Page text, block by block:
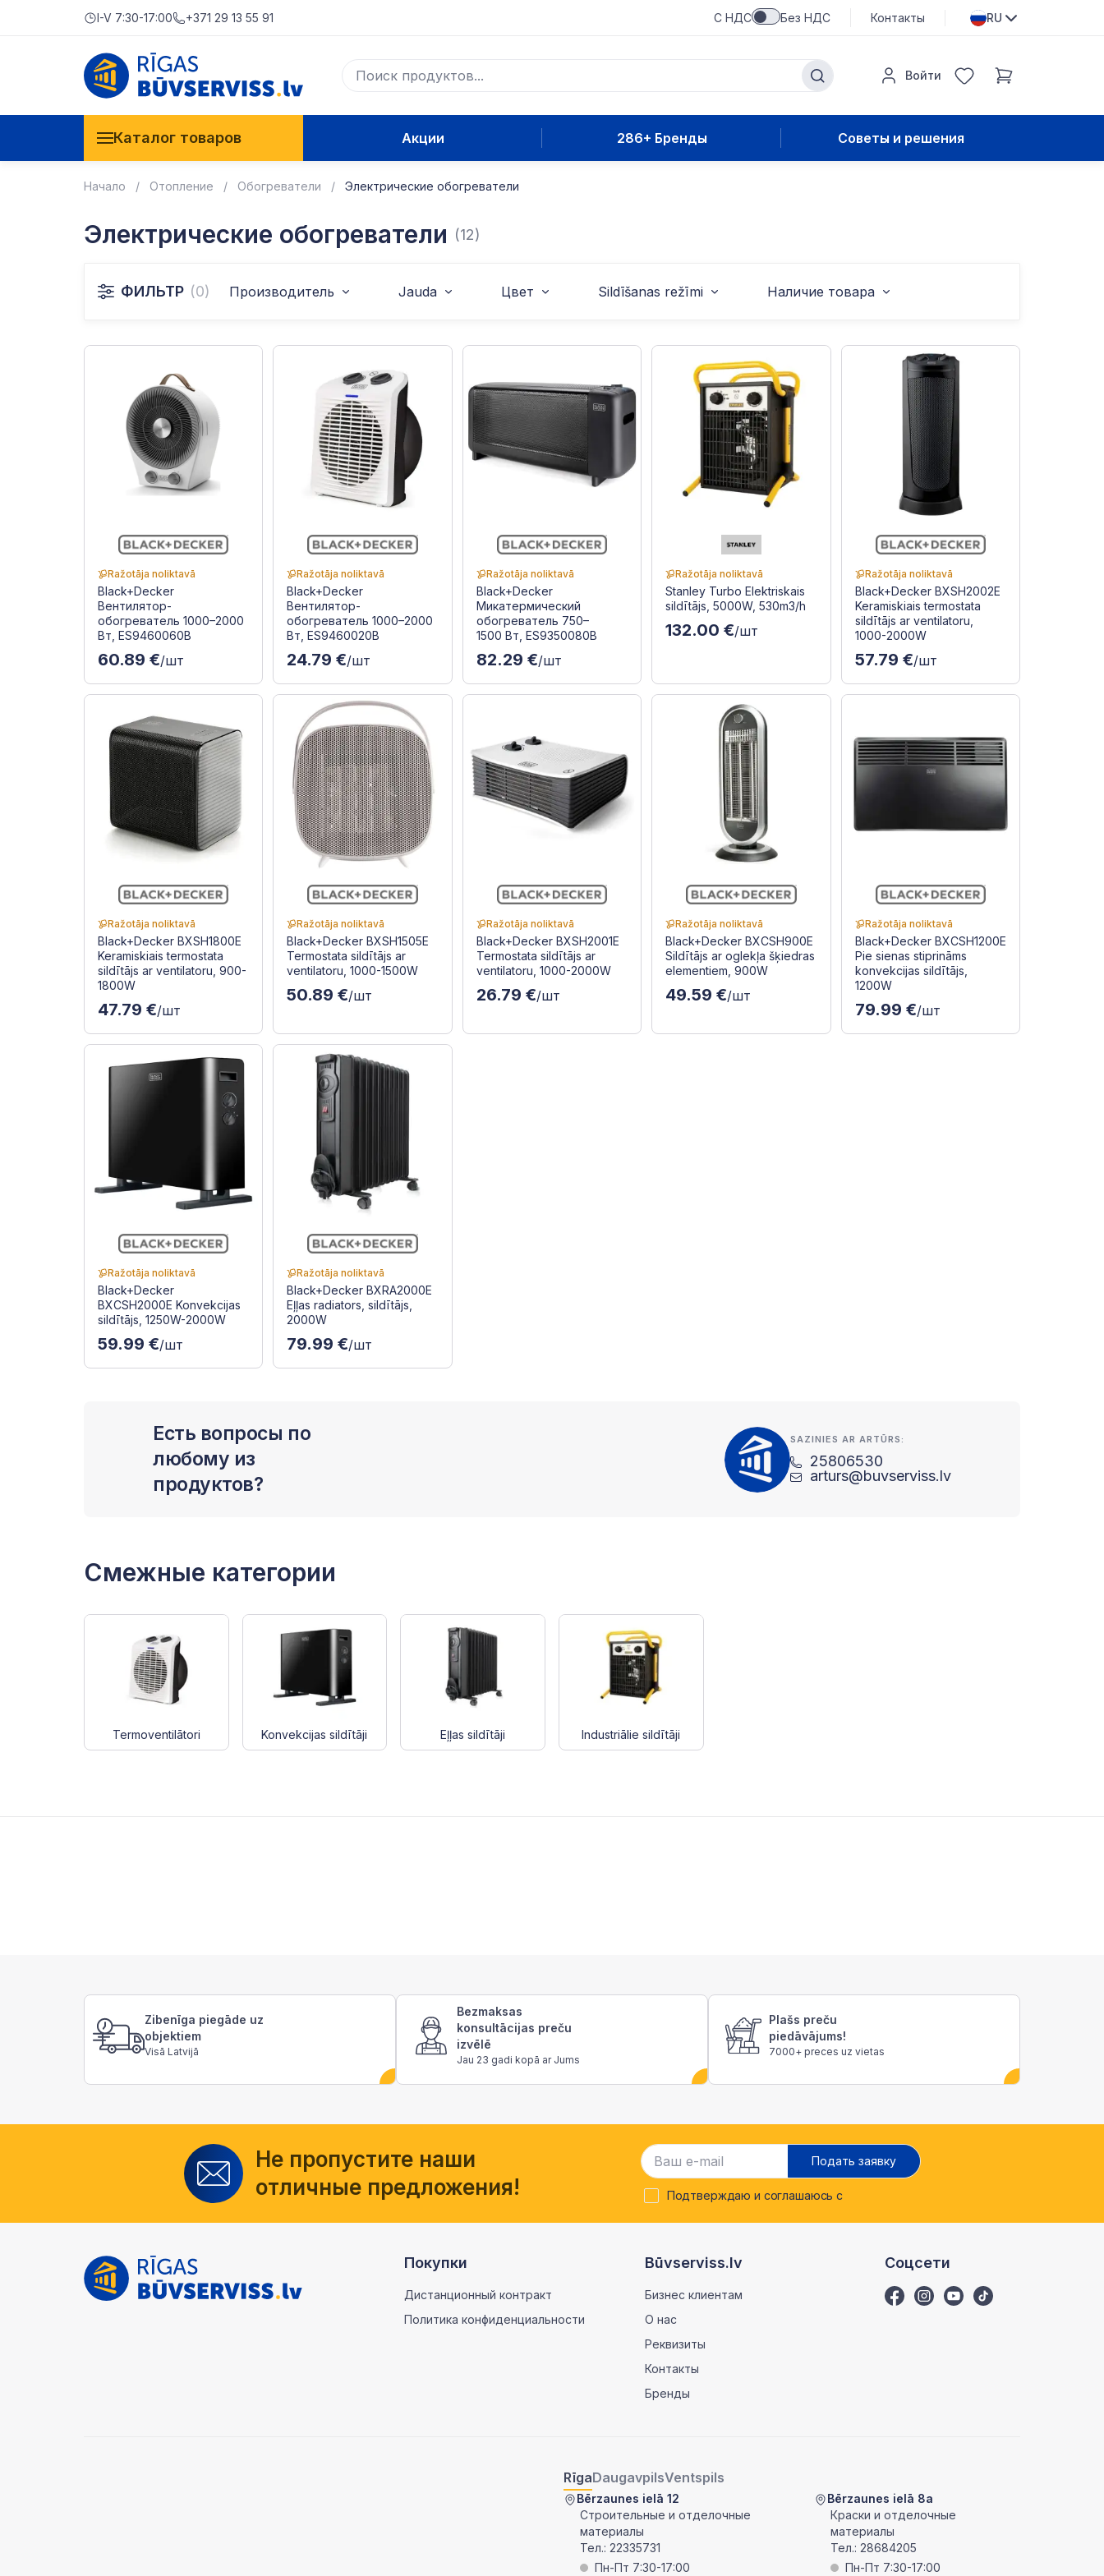
I-V 7:30-17:00 +371 29 13 55 91 С НДС Без НДС Контакты RU
Войти
Каталог товаров Акции 286+ Бренды Советы и решения
Начало Отопление Обогреватели Электрические обогреватели
Электрические обогреватели (12)
ФИЛЬТР (0) Производитель Jauda Цвет Sildīšanas režīmi Наличие товара
Ražotāja noliktavā
Black+Decker
Вентилятор-
обогреватель 1000–2000
Вт, ES9460060B
60.89 €/шт
Ražotāja noliktavā
Black+Decker
Вентилятор-
обогреватель 1000–2000
Вт, ES9460020B
24.79 €/шт
Ražotāja noliktavā
Black+Decker
Микатермический
обогреватель 750–
1500 Вт, ES9350080B
82.29 €/шт
Ražotāja noliktavā
Stanley Turbo Elektriskais
sildītājs, 5000W, 530m3/h
132.00 €/шт
Ražotāja noliktavā
Black+Decker BXSH2002E
Keramiskiais termostata
sildītājs ar ventilatoru,
1000-2000W
57.79 €/шт
Ražotāja noliktavā
Black+Decker BXSH1800E
Keramiskiais termostata
sildītājs ar ventilatoru, 900-
1800W
47.79 €/шт
Ražotāja noliktavā
Black+Decker BXSH1505E
Termostata sildītājs ar
ventilatoru, 1000-1500W
50.89 €/шт
Ražotāja noliktavā
Black+Decker BXSH2001E
Termostata sildītājs ar
ventilatoru, 1000-2000W
26.79 €/шт
Ražotāja noliktavā
Black+Decker BXCSH900E
Sildītājs ar oglekļa šķiedras
elementiem, 900W
49.59 €/шт
Ražotāja noliktavā
Black+Decker BXCSH1200E
Pie sienas stiprināms
konvekcijas sildītājs,
1200W
79.99 €/шт
Ražotāja noliktavā
Black+Decker
BXCSH2000E Konvekcijas
sildītājs, 1250W-2000W
59.99 €/шт
Ražotāja noliktavā
Black+Decker BXRA2000E
Eļļas radiators, sildītājs,
2000W
79.99 €/шт
Есть вопросы по
любому из
продуктов?
SAZINIES AR ARTŪRS:
25806530
arturs@buvserviss.lv
Смежные категории
Termoventilātori Konvekcijas sildītāji Eļļas sildītāji Industriālie sildītāji
Zibenīga piegāde uz
objektiem
Visā Latvijā
Bezmaksas
konsultācijas preču
izvēlē
Jau 23 gadi kopā ar Jums
Plašs preču
piedāvājums!
7000+ preces uz vietas
Не пропустите наши
отличные предложения!
Подать заявку
Подтверждаю и соглашаюсь с
Покупки
Дистанционный контракт
Политика конфиденциальности
Būvserviss.lv
Бизнес клиентам
О нас
Реквизиты
Контакты
Бренды
Соцсети
RīgaDaugavpilsVentspils
Bērzaunes ielā 12
Строительные и отделочные
материалы
Тел.: 22335731
Пн-Пт 7:30-17:00
Bērzaunes ielā 8a
Краски и отделочные
материалы
Тел.: 28684205
Пн-Пт 7:30-17:00